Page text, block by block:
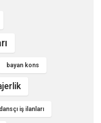
bayan kons
dansçı iş ilanları